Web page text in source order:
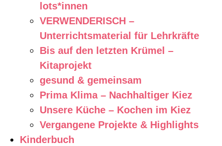
lots*innen
VERWENDERISCH –
Unterrichtsmaterial für Lehrkräfte
Bis auf den letzten Krümel –
Kitaprojekt
gesund & gemeinsam
Prima Klima – Nachhaltiger Kiez
Unsere Küche – Kochen im Kiez
Vergangene Projekte & Highlights
Kinderbuch